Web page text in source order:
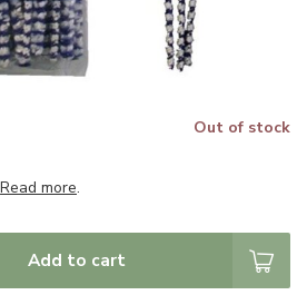
Out of stock
Read more.
Add to cart